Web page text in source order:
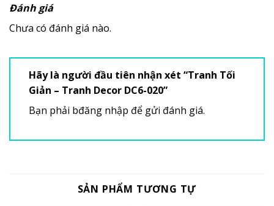
Đánh giá
Chưa có đánh giá nào.
Hãy là người đầu tiên nhận xét “Tranh Tối
Giản – Tranh Decor DC6-020”
Bạn phải bđăng nhập để gửi đánh giá.
SẢN PHẨM TƯƠNG TỰ